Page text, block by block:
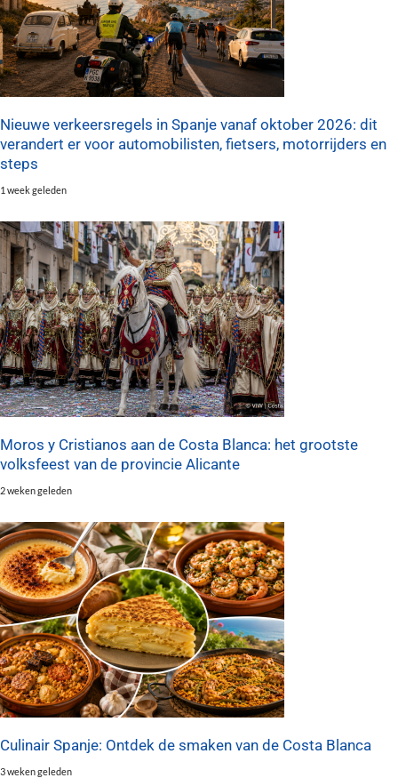
Nieuwe verkeersregels in Spanje vanaf oktober 2026: dit
verandert er voor automobilisten, fietsers, motorrijders en
steps
1 week geleden
Moros y Cristianos aan de Costa Blanca: het grootste
volksfeest van de provincie Alicante
2 weken geleden
Culinair Spanje: Ontdek de smaken van de Costa Blanca
3 weken geleden